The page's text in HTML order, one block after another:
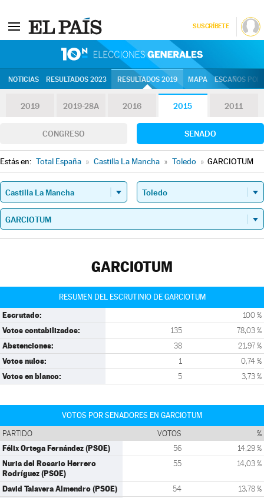
SUSCRÍBETE
NOTICIAS RESULTADOS 2023 RESULTADOS 2019 MAPA ESCAÑOS
2019 2019-28A 2016 2015 2011
CONGRESO SENADO
Estás en: Total España » Castilla La Mancha » Toledo » GARCIOTUM
GARCIOTUM
RESUMEN DEL ESCRUTINIO DE GARCIOTUM
Escrutado: 100 %
Votos contabilizados: 135 78,03 %
Abstenciones: 38 21,97 %
Votos nulos: 1 0,74 %
Votos en blanco: 5 3,73 %
VOTOS POR SENADORES EN GARCIOTUM
PARTIDO VOTOS %
Félix Ortega Fernández (PSOE) 56 14,29 %
Nuria del Rosario Herrero
Rodríguez (PSOE)
55 14,03 %
David Talavera Almendro (PSOE) 54 13,78 %